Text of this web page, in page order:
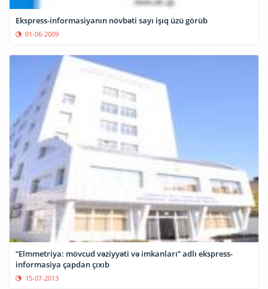
Ekspress-informasiyanın növbəti sayı işıq üzü görüb
01-06-2009
“Elmmetriya: mövcud vəziyyəti və imkanları” adlı ekspress-
informasiya çapdan çıxıb
15-07-2013